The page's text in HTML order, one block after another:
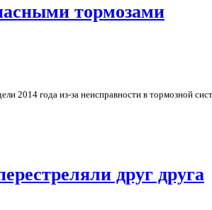
тормозами
2014 года из-за неисправности в тормозной
друг друга